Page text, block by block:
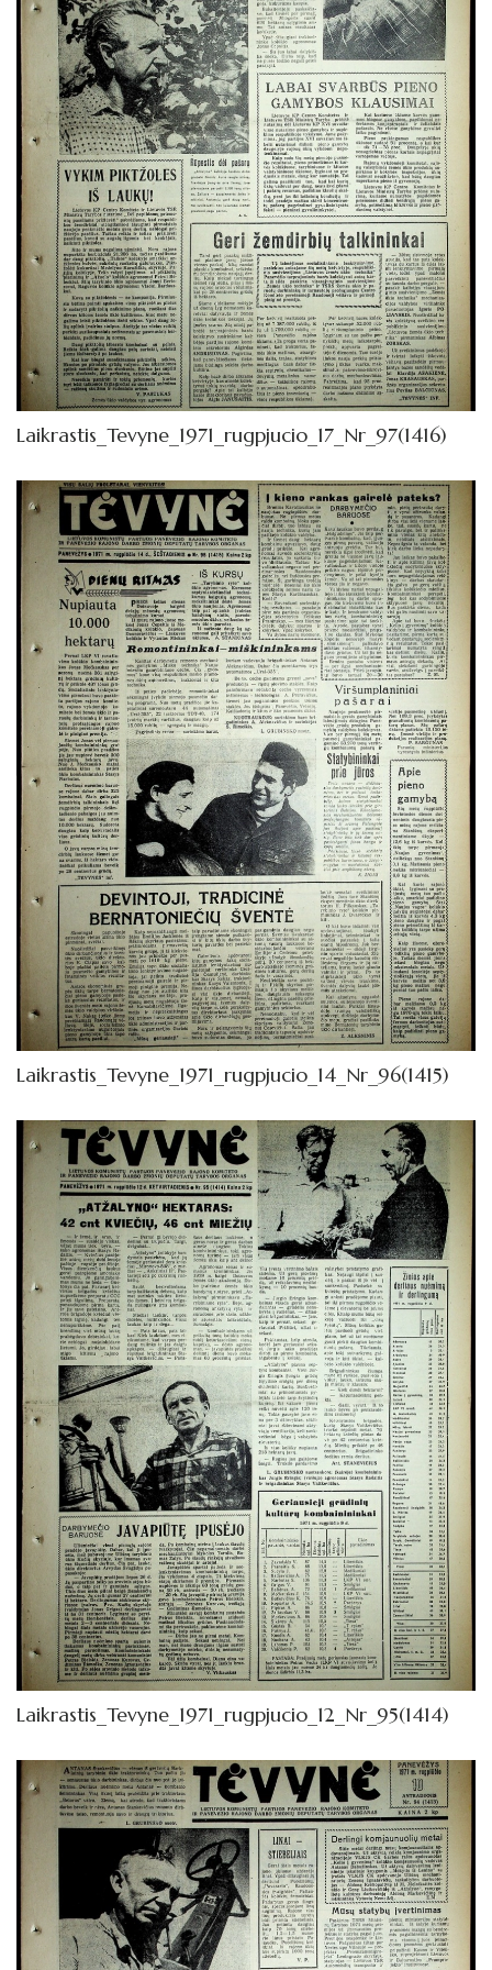
1972
1971
Sausis
Vasaris
Kovas
Balandis
Gegužė
Birželis
Liepa
Rugpjūtis
Spalis
Lapkritis
Gruodis
1970
1969
1968
1967
1966
1965
1964
1963
1962
Knygos
Laikrastis_Tevyne_1971_rugpjucio_17_Nr_97(1416)
Laikrastis_Tevyne_1971_rugpjucio_14_Nr_96(1415)
Laikrastis_Tevyne_1971_rugpjucio_12_Nr_95(1414)